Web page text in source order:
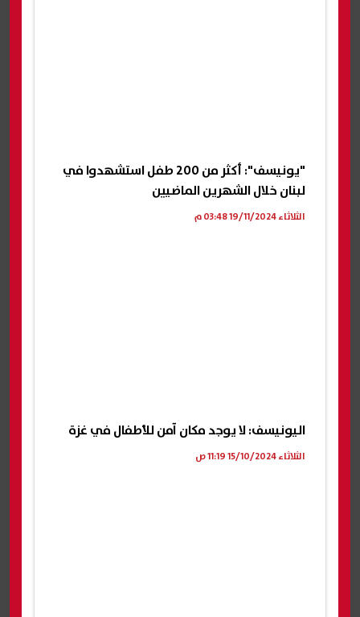
"يونيسف": أكثر من 200 طفل استشهدوا في
لبنان خلال الشهرين الماضيين
الثلاثاء 19/11/2024 03:48 م
اليونيسف: لا يوجد مكان آمن للأطفال في غزة
الثلاثاء 15/10/2024 11:19 ص